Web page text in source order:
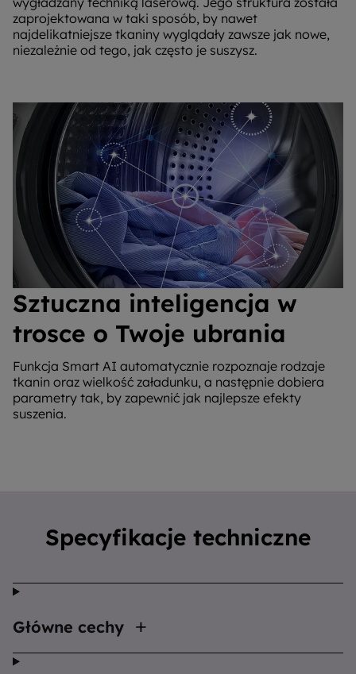
zaprojektowana w taki sposób, by nawet
najdelikatniejsze tkaniny wyglądały zawsze jak nowe,
niezależnie od tego, jak często je suszysz.
Sztuczna inteligencja w
trosce o Twoje ubrania
Funkcja Smart AI automatycznie rozpoznaje rodzaje
tkanin oraz wielkość załadunku, a następnie dobiera
parametry tak, by zapewnić jak najlepsze efekty
suszenia.
Specyfikacje techniczne
Główne cechy